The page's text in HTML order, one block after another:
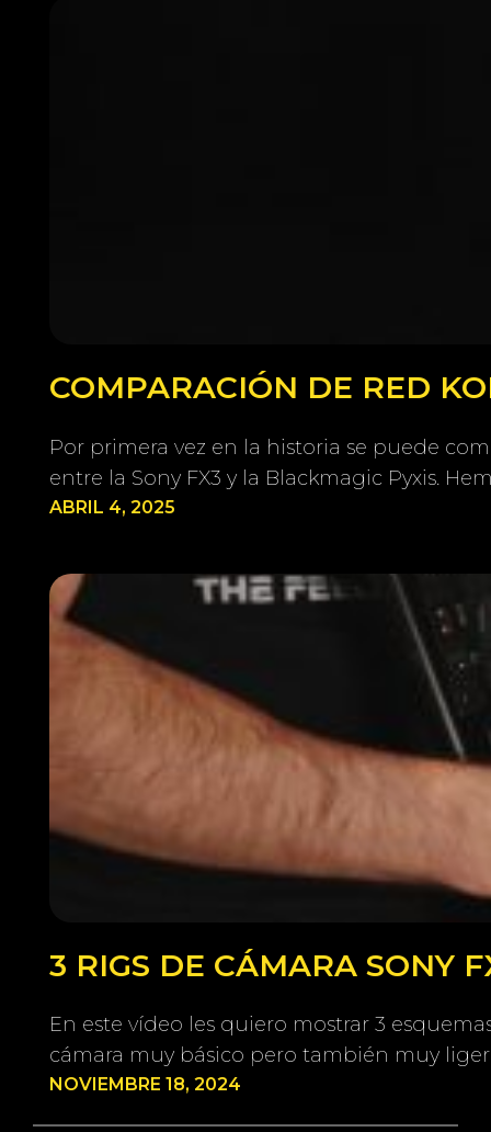
COMPARACIÓN DE RED
Por primera vez en la historia se puede
entre la Sony FX3 y la Blackmagic Pyxis.
ABRIL 4, 2025
3 RIGS DE CÁMARA SONY
En este vídeo les quiero mostrar 3
cámara muy básico pero también muy
NOVIEMBRE 18, 2024